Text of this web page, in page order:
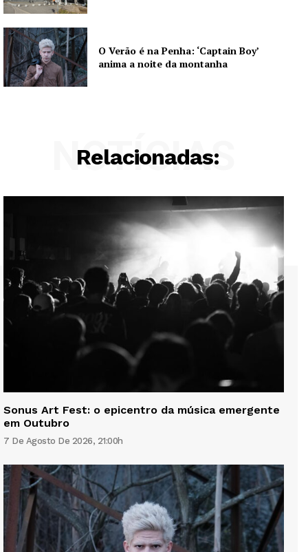
O Verão é na Penha: ‘Captain Boy’
anima a noite da montanha
Relacionadas:
NOTÍCIAS
Sonus Art Fest: o epicentro da música emergente
em Outubro
7 De Agosto De 2026, 21:00h